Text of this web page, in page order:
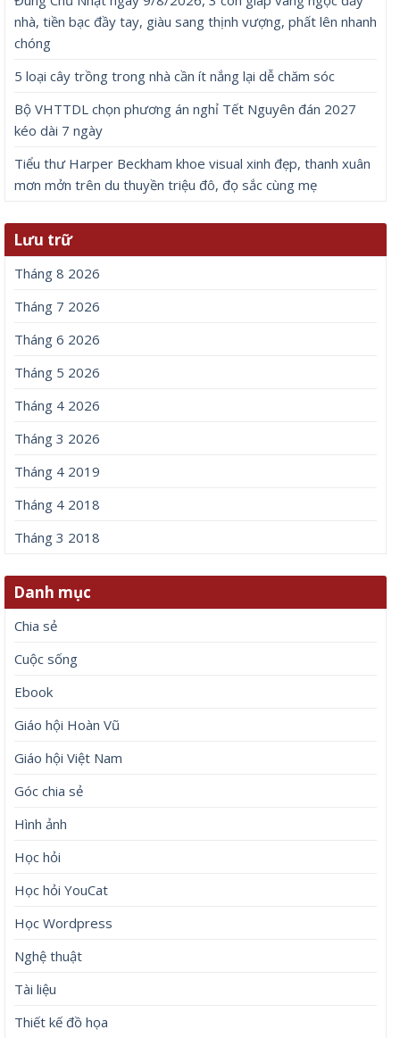
nhà, tiền bạc đầy tay, giàu sang thịnh vượng, phất lên nhanh
chóng
5 loại cây trồng trong nhà cần ít nắng lại dễ chăm sóc
Bộ VHTTDL chọn phương án nghỉ Tết Nguyên đán 2027
kéo dài 7 ngày
Tiểu thư Harper Beckham khoe visual xinh đẹp, thanh xuân
mơn mởn trên du thuyền triệu đô, đọ sắc cùng mẹ
Lưu trữ
Tháng 8 2026
Tháng 7 2026
Tháng 6 2026
Tháng 5 2026
Tháng 4 2026
Tháng 3 2026
Tháng 4 2019
Tháng 4 2018
Tháng 3 2018
Danh mục
Chia sẻ
Cuộc sống
Ebook
Giáo hội Hoàn Vũ
Giáo hội Việt Nam
Góc chia sẻ
Hình ảnh
Học hỏi
Học hỏi YouCat
Học Wordpress
Nghệ thuật
Tài liệu
Thiết kế đồ họa